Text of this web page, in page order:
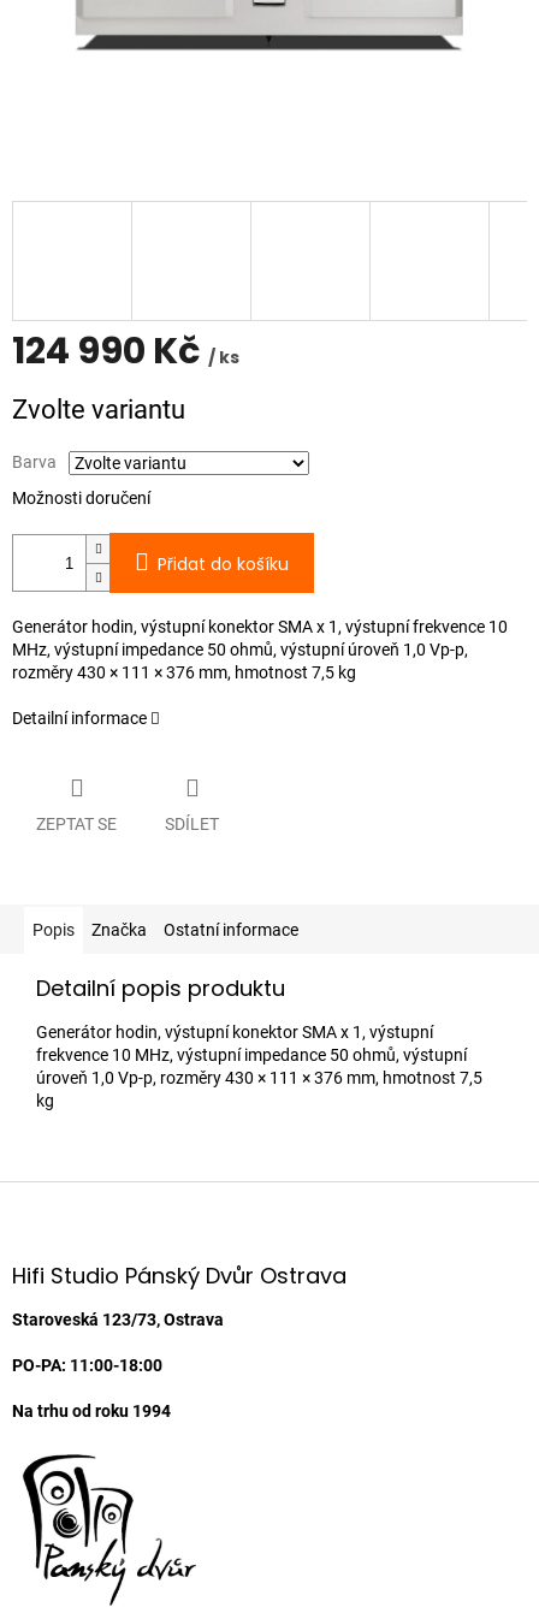
124 990 Kč / ks
cena:
Zvolte variantu
Barva
Možnosti doručení
Přidat do košíku
Generátor hodin, výstupní konektor SMA x 1, výstupní frekvence 10
MHz, výstupní impedance 50 ohmů, výstupní úroveň 1,0 Vp-p,
rozměry 430 × 111 × 376 mm, hmotnost 7,5 kg
Detailní informace
ZEPTAT SE SDÍLET
Popis Značka Ostatní informace
Detailní popis produktu
Generátor hodin, výstupní konektor SMA x 1, výstupní
frekvence 10 MHz, výstupní impedance 50 ohmů, výstupní
úroveň 1,0 Vp-p, rozměry 430 × 111 × 376 mm, hmotnost 7,5
kg
Z
aHifi Studio Pánský Dvůr Ostrava
Staroveská 123/73, Ostrava
PO-PA: 11:00-18:00
Na trhu od roku 1994